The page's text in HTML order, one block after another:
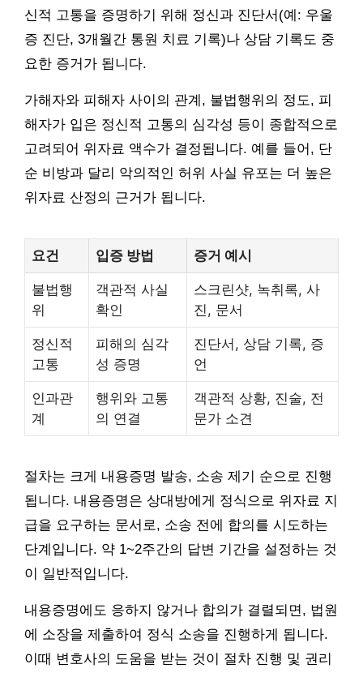
신적 고통을 증명하기 위해 정신과 진단서(예: 우울
증 진단, 3개월간 통원 치료 기록)나 상담 기록도 중
요한 증거가 됩니다.
가해자와 피해자 사이의 관계, 불법행위의 정도, 피
해자가 입은 정신적 고통의 심각성 등이 종합적으로
고려되어 위자료 액수가 결정됩니다. 예를 들어, 단
순 비방과 달리 악의적인 허위 사실 유포는 더 높은
위자료 산정의 근거가 됩니다.
요건 입증 방법 증거 예시
불법행
위
객관적 사실
확인
스크린샷, 녹취록, 사
진, 문서
정신적
고통
피해의 심각
성 증명
진단서, 상담 기록, 증
언
인과관
계
행위와 고통
의 연결
객관적 상황, 진술, 전
문가 소견
절차는 크게 내용증명 발송, 소송 제기 순으로 진행
됩니다. 내용증명은 상대방에게 정식으로 위자료 지
급을 요구하는 문서로, 소송 전에 합의를 시도하는
단계입니다. 약 1~2주간의 답변 기간을 설정하는 것
이 일반적입니다.
내용증명에도 응하지 않거나 합의가 결렬되면, 법원
에 소장을 제출하여 정식 소송을 진행하게 됩니다.
이때 변호사의 도움을 받는 것이 절차 진행 및 권리